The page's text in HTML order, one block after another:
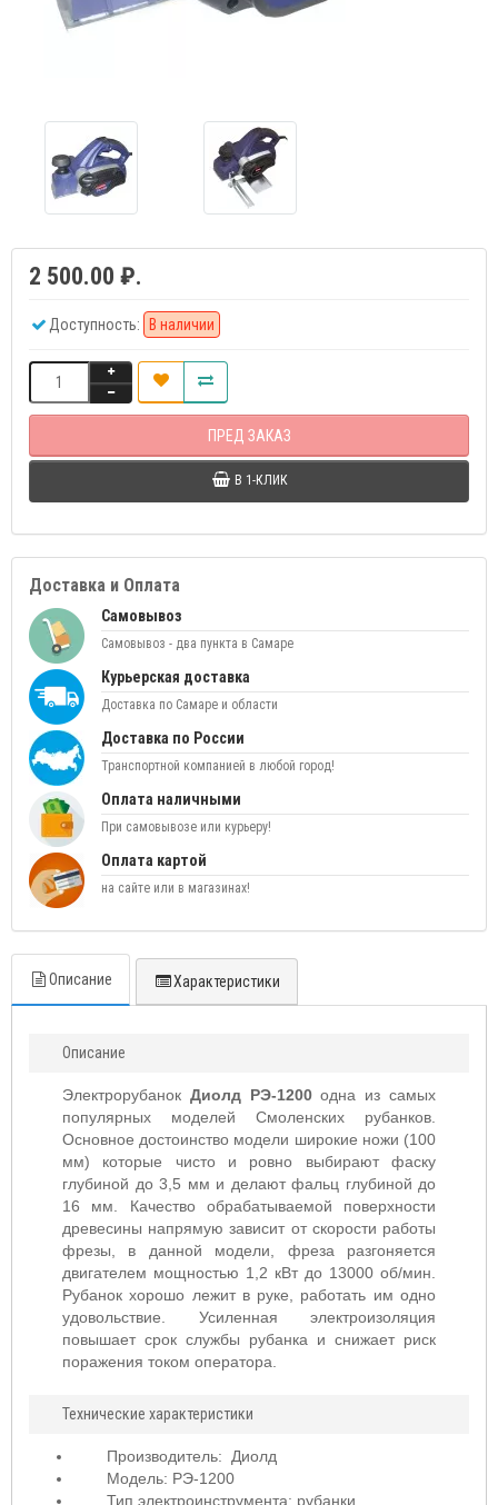
2 500.00 ₽.
Доступность: В наличии
ПРЕД ЗАКАЗ
В 1-КЛИК
Доставка и Оплата
Самовывоз
Самовывоз - два пункта в Самаре
Курьерская доставка
Доставка по Самаре и области
Доставка по России
Транспортной компанией в любой город!
Оплата наличными
При самовывозе или курьеру!
Оплата картой
на сайте или в магазинах!
Описание Характеристики
Описание
Электрорубанок Диолд РЭ-1200одна из самых
популярных моделей Смоленских рубанков.
Основное достоинство модели широкие ножи (100
мм) которые чисто и ровно выбирают фаску
глубиной до 3,5 мм и делают фальц глубиной до
16 мм. Качество обрабатываемой поверхности
древесины напрямую зависит от скорости работы
фрезы, в данной модели, фреза разгоняется
двигателем мощностью 1,2 кВт до 13000 об/мин.
Рубанок хорошо лежит в руке, работать им одно
удовольствие. Усиленная электроизоляция
повышает срок службы рубанка и снижает риск
поражения током оператора.
Технические характеристики
Производитель: Диолд
Модель: РЭ-1200
Тип электроинструмента: рубанки